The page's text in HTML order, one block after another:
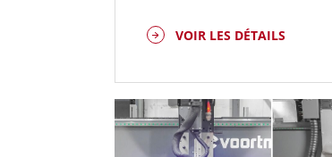
VOIR LES DÉTAILS